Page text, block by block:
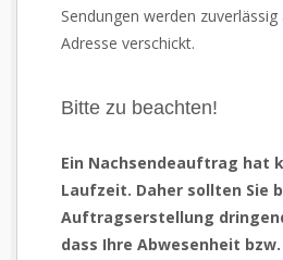
Sendungen werden
Adresse verschickt.
Bitte zu beachten!
Ein Nachsendeauftrag hat
Laufzeit. Daher sollten Sie
Auftragserstellung
dass Ihre Abwesenheit